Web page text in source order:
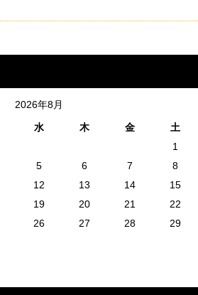
2026年8月
水 木 金 土
1
5 6 7
8
12 13 14
15
19 20 21
22
26 27 28
29